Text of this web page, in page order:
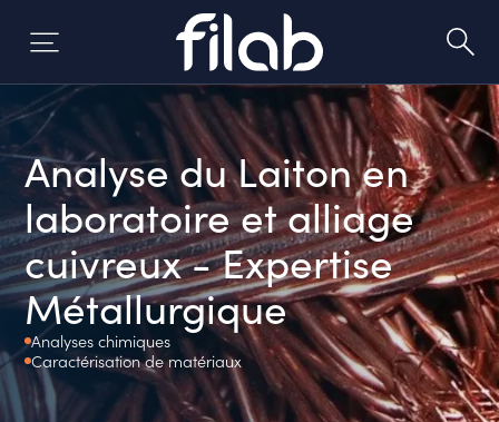
Analyse du Laiton en
laboratoire et alliage
cuivreux - Expertise
Métallurgique
Analyses chimiques
Caractérisation de matériaux